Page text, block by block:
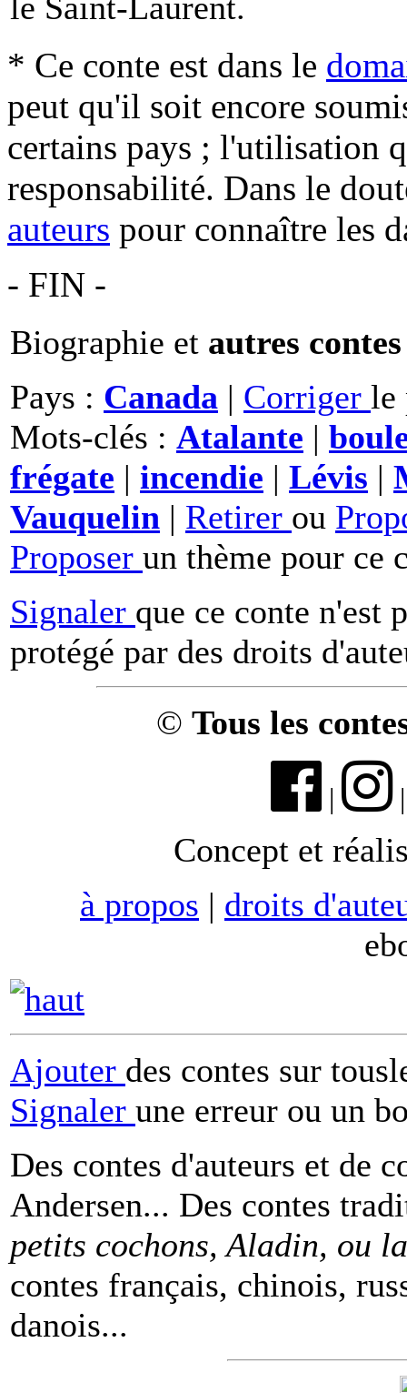
* Ce conte est dans le
peut qu'il soit encore
certains pays ; l'utilisation
responsabilité. Dans le
auteurs pour connaître les
- FIN -
Biographie et autres contes
Pays : Canada | Corriger le
Mots-clés : Atalante |
frégate | incendie | Lévis |
Vauquelin | Retirer ou
Proposer un thème pour ce
Signaler que ce conte n'est
protégé par des droits
© Tous les
|
Concept et
à propos | droits
Ajouter des contes sur
Signaler une erreur ou un
Des contes d'auteurs et de
Andersen... Des contes
petits cochons, Aladin, ou
contes français, chinois,
danois...